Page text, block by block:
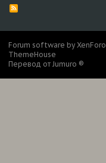
R
Forum software by XenForo
ThemeHouse
Перевод от Jumuro ®